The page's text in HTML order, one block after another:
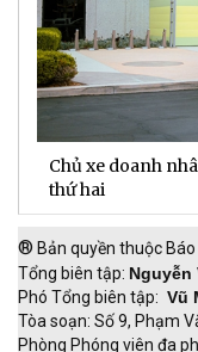
Chủ xe doanh
thứ hai
® Bản quyền thuộc
Tổng biên tập: Nguyễn
Phó Tổng biên tập: Vũ
Tòa soạn: Số 9, Phạm
Phòng Phóng viên đa